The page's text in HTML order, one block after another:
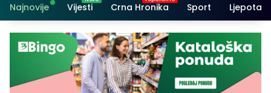
Najnovije Vijesti Crna Hronika Sport Ljepota i